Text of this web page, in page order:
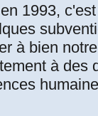
1993,
à bien
à des